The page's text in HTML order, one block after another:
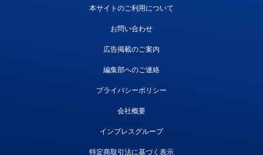
本サイトのご利用について
お問い合わせ
広告掲載のご案内
編集部へのご連絡
プライバシーポリシー
会社概要
インプレスグループ
特定商取引法に基づく表示